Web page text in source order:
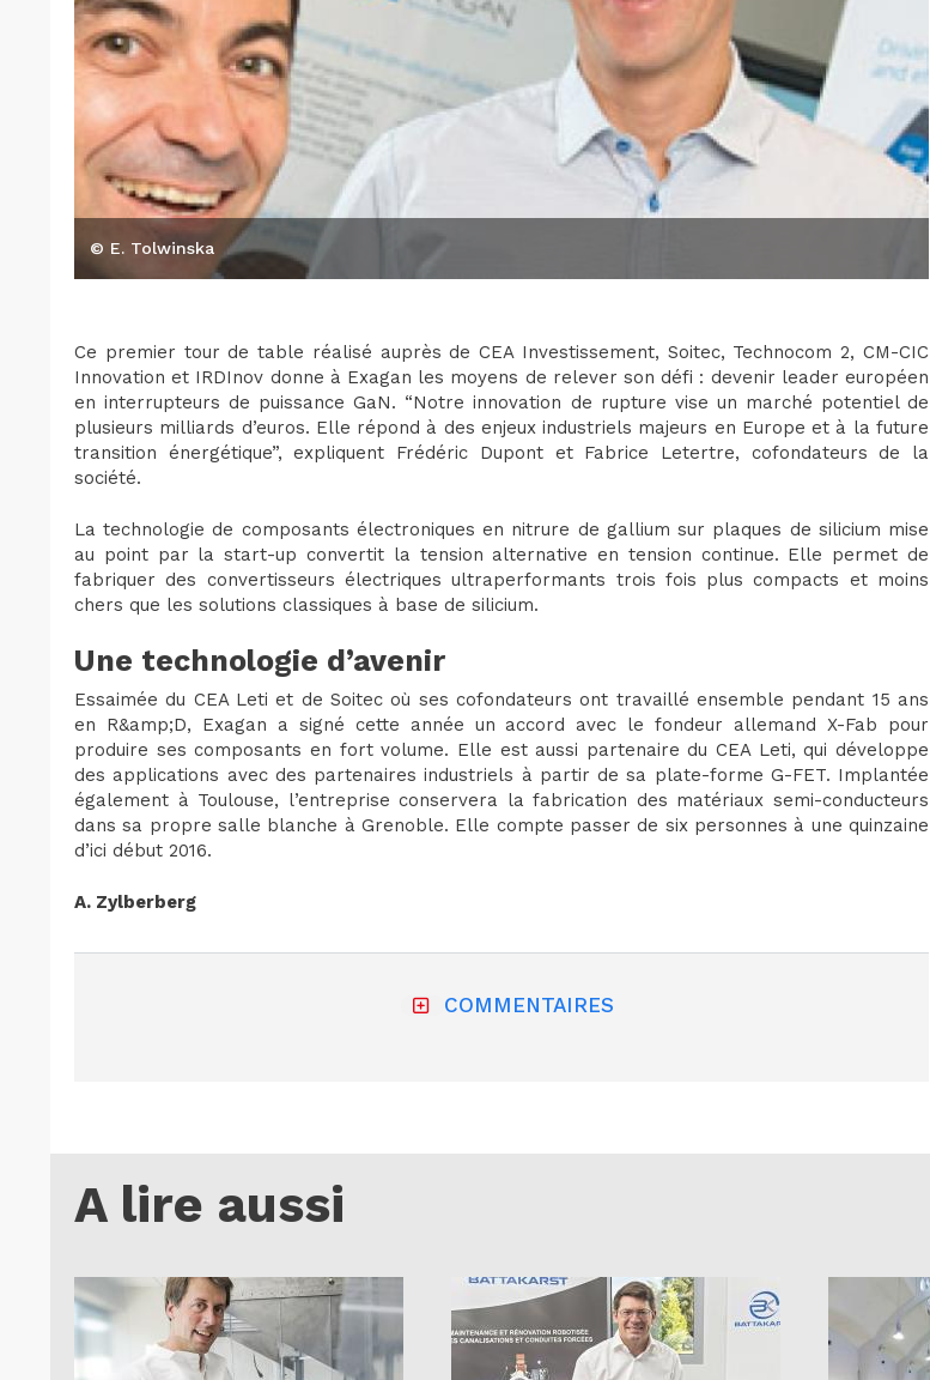
© E. Tolwinska
Ce premier tour de table réalisé auprès de CEA Investissement, Soitec, Technocom 2, CM-CIC
Innovation et IRDInov donne à Exagan les moyens de relever son défi : devenir leader européen
en interrupteurs de puissance GaN. “Notre innovation de rupture vise un marché potentiel de
plusieurs milliards d’euros. Elle répond à des enjeux industriels majeurs en Europe et à la future
transition énergétique”, expliquent Frédéric Dupont et Fabrice Letertre, cofondateurs de la
société.
La technologie de composants électroniques en nitrure de gallium sur plaques de silicium mise
au point par la start-up convertit la tension alternative en tension continue. Elle permet de
fabriquer des convertisseurs électriques ultraperformants trois fois plus compacts et moins
chers que les solutions classiques à base de silicium.
Une technologie d’avenir
Essaimée du CEA Leti et de Soitec où ses cofondateurs ont travaillé ensemble pendant 15 ans
en R&amp;D, Exagan a signé cette année un accord avec le fondeur allemand X-Fab pour
produire ses composants en fort volume. Elle est aussi partenaire du CEA Leti, qui développe
des applications avec des partenaires industriels à partir de sa plate-forme G-FET. Implantée
également à Toulouse, l’entreprise conservera la fabrication des matériaux semi-conducteurs
dans sa propre salle blanche à Grenoble. Elle compte passer de six personnes à une quinzaine
d’ici début 2016.
A. Zylberberg
COMMENTAIRES
A lire aussi